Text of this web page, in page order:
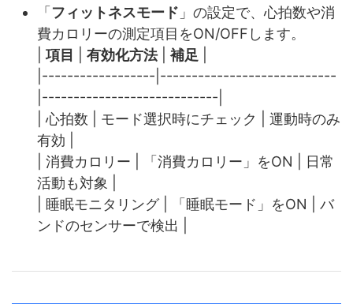
「フィットネスモード 」の設定で、心拍数や消
費カロリーの測定項目をON/OFFします。
項目 有効化方法| 補足
|------------------|----------------------------
|----------------------------|
| 心拍数 | モード選択時にチェック | 運動時のみ
有効 |
| 消費カロリー | 「消費カロリー」をON | 日常
活動も対象 |
| 睡眠モニタリング | 「睡眠モード」をON | バ
ンドのセンサーで検出 |